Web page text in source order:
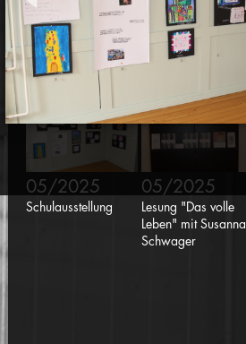
05/2025
Konzert pure 94
05/2025
Kulturtreff "Vereine
05/2025
Schulausstellung
05/2025
Lesung "Das volle
Leben" mit Susanna
Schwager